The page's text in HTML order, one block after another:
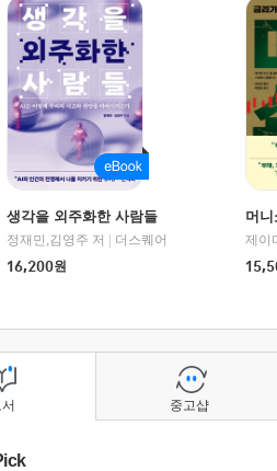
생각을 외주화한 사람들
정재민,김영주 저
더스퀘어
16,200원
머
중고샵